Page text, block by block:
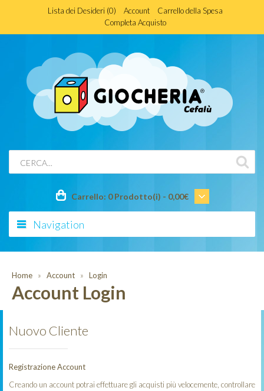
Lista dei Desideri (0) Account
Carrello della Spesa
Completa Acquisto
Carrello: 0 Prodotto(i) - 0,00€
Navigation
Home Account Login
Account Login
Nuovo Cliente
Registrazione Account
Creando un account potrai effettuare gli acquisti più velocemente, controllare